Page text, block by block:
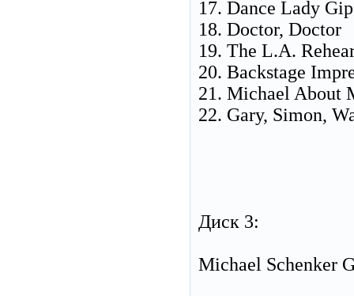
17. Dance Lady
18. Doctor, Doctor
19. The L.A.
20. Backstage
21. Michael About
22. Gary, Simon,
Диск 3:
Michael Schenker